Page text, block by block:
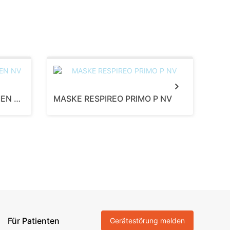
MASKE WISP SILIKONRAHMEN NV MASKE RESPIREO PRIMO P NV
Für Patienten Gerätestörung melden